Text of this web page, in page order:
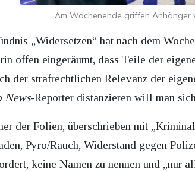
Am Wochenende griffen Anhänger
„Widersetzen“ hat nach dem
offen eingeräumt, dass Teile der
der strafrechtlichen Relevanz der
News-Reporter distanzieren will man
der Folien, überschrieben mit
Pyro/Rauch, Widerstand gegen
keine Namen zu nennen und „nur